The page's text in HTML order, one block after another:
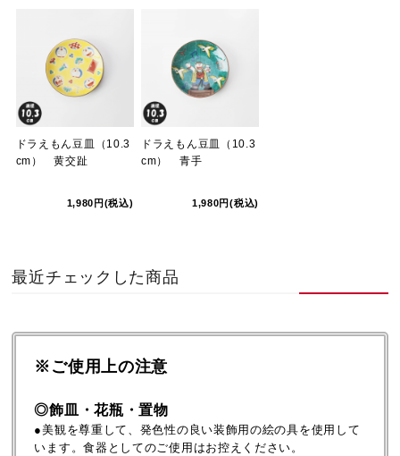
ドラえもん豆皿（10.3
cm） 黄交趾
1,980円(税込)
ドラえもん豆皿（10.3
cm） 青手
1,980円(税込)
最近チェックした商品
※ご使用上の注意
◎飾皿・花瓶・置物
●美観を尊重して、発色性の良い装飾用の絵の具を使用して
います。食器としてのご使用はお控えください。